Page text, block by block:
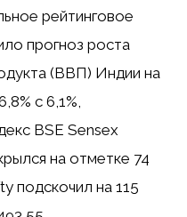
рейтинговое
прогноз роста
(ВВП) Индии на
с 6,1%,
BSE Sensex
на отметке 74
подскочил на 115